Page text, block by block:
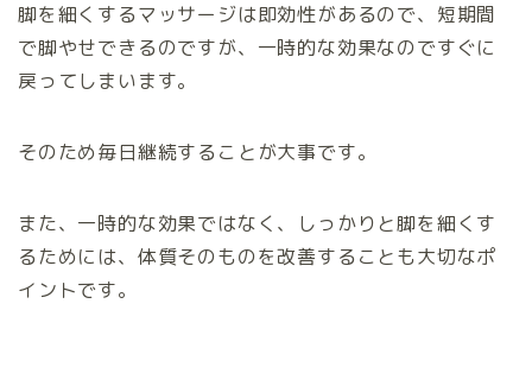
脚を細くするマッサージは即効性があるので、短期間
で脚やせできるのですが、一時的な効果なのですぐに
戻ってしまいます。
そのため毎日継続することが大事です。
また、一時的な効果ではなく、しっかりと脚を細くす
るためには、体質そのものを改善することも大切なポ
イントです。